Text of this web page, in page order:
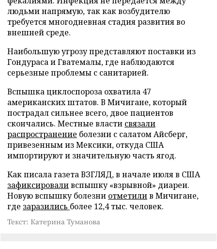
людьми напрямую, так как возбудителю
требуется многодневная стадия развития во
внешней среде.
Наибольшую угрозу представляют поставки из
Гондураса и Гватемалы, где наблюдаются
серьезные проблемы с санитарией.
Вспышка циклоспороза охватила 47
американских штатов. В Мичигане, который
пострадал сильнее всего, двое пациентов
скончались. Местные власти связали
распространение болезни с салатом Айсберг,
привезенным из Мексики, откуда США
импортируют и значительную часть ягод.
Как писала газета ВЗГЛЯД, в начале июля в США
зафиксироваливспышку «взрывной» диареи.
Новую вспышку болезни отметилив Мичигане,
где заразились более 12,4 тыс. человек.
Текст: Катерина Туманова